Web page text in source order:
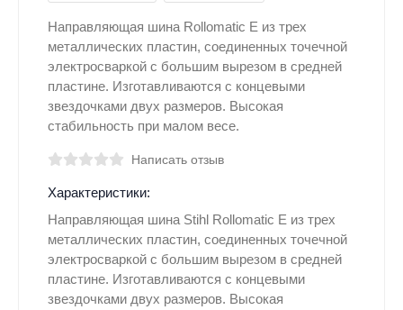
Направляющая шина Rollomatic E из трех
металлических пластин, соединенных точечной
электросваркой с большим вырезом в средней
пластине. Изготавливаются с концевыми
звездочками двух размеров. Высокая
стабильность при малом весе.
Написать отзыв
Характеристики:
Направляющая шина Stihl Rollomatic E из трех
металлических пластин, соединенных точечной
электросваркой с большим вырезом в средней
пластине. Изготавливаются с концевыми
звездочками двух размеров. Высокая